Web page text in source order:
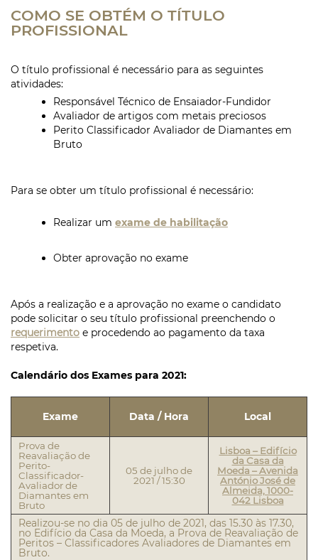
COMO SE OBTÉM O TÍTULO
PROFISSIONAL
O título profissional é necessário para as seguintes
atividades:
Responsável Técnico de Ensaiador-Fundidor
Avaliador de artigos com metais preciosos
Perito Classificador Avaliador de Diamantes em
Bruto
Para se obter um título profissional é necessário:
Realizar um exame de habilitação
Obter aprovação no exame
Após a realização e a aprovação no exame o candidato
pode solicitar o seu título profissional preenchendo o
requerimento e procedendo ao pagamento da taxa
respetiva.
Calendário dos Exames para 2021:
Exame Data / Hora Local
Prova de
Reavaliação de
Perito-
Classificador-
Avaliador de
Diamantes em
Bruto
05 de julho de
2021 / 15:30
Lisboa – Edifício
da Casa da
Moeda – Avenida
António José de
Almeida, 1000-
042 Lisboa
Realizou-se no dia 05 de julho de 2021, das 15.30 às 17.30,
no Edifício da Casa da Moeda, a Prova de Reavaliação de
Peritos – Classificadores Avaliadores de Diamantes em
Bruto.